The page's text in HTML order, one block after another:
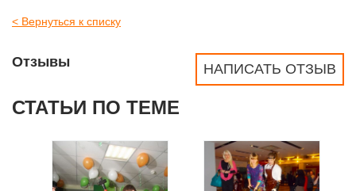
< Вернуться к списку
НАПИСАТЬ ОТЗЫВ
Отзывы
СТАТЬИ ПО ТЕМЕ